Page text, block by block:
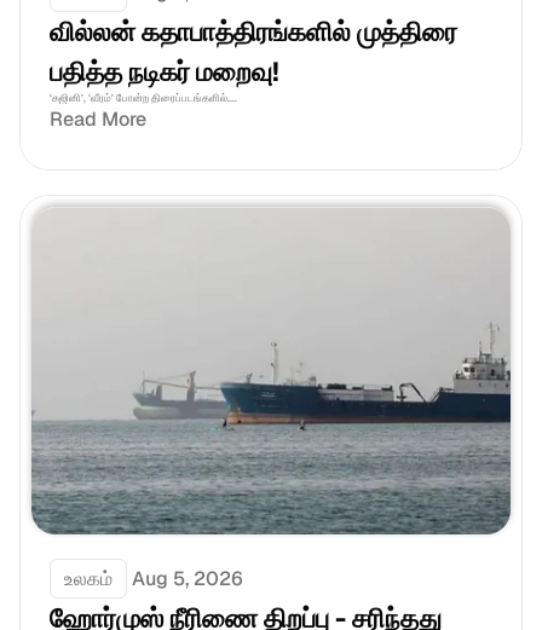
வில்லன் கதாபாத்திரங்களில் முத்திரை
பதித்த நடிகர் மறைவு!
‘கஜினி’, ‘வீரம்’ போன்ற திரைப்படங்களில்....
Read More
உலகம் Aug 5, 2026
ஹோர்முஸ் நீரிணை திறப்பு - சரிந்தது